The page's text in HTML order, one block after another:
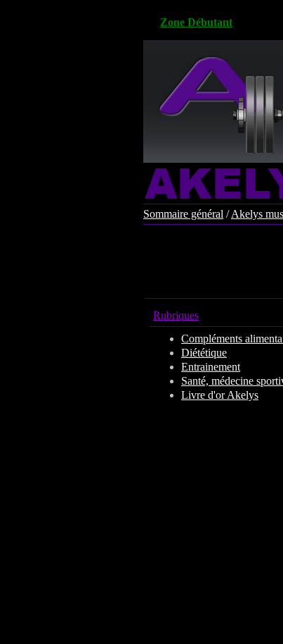
Zone Débutant
Sommaire général /Akelys
Rubriques
Compléments
Diététique
Entrainement
Santé, médecine
Livre d'or Akelys